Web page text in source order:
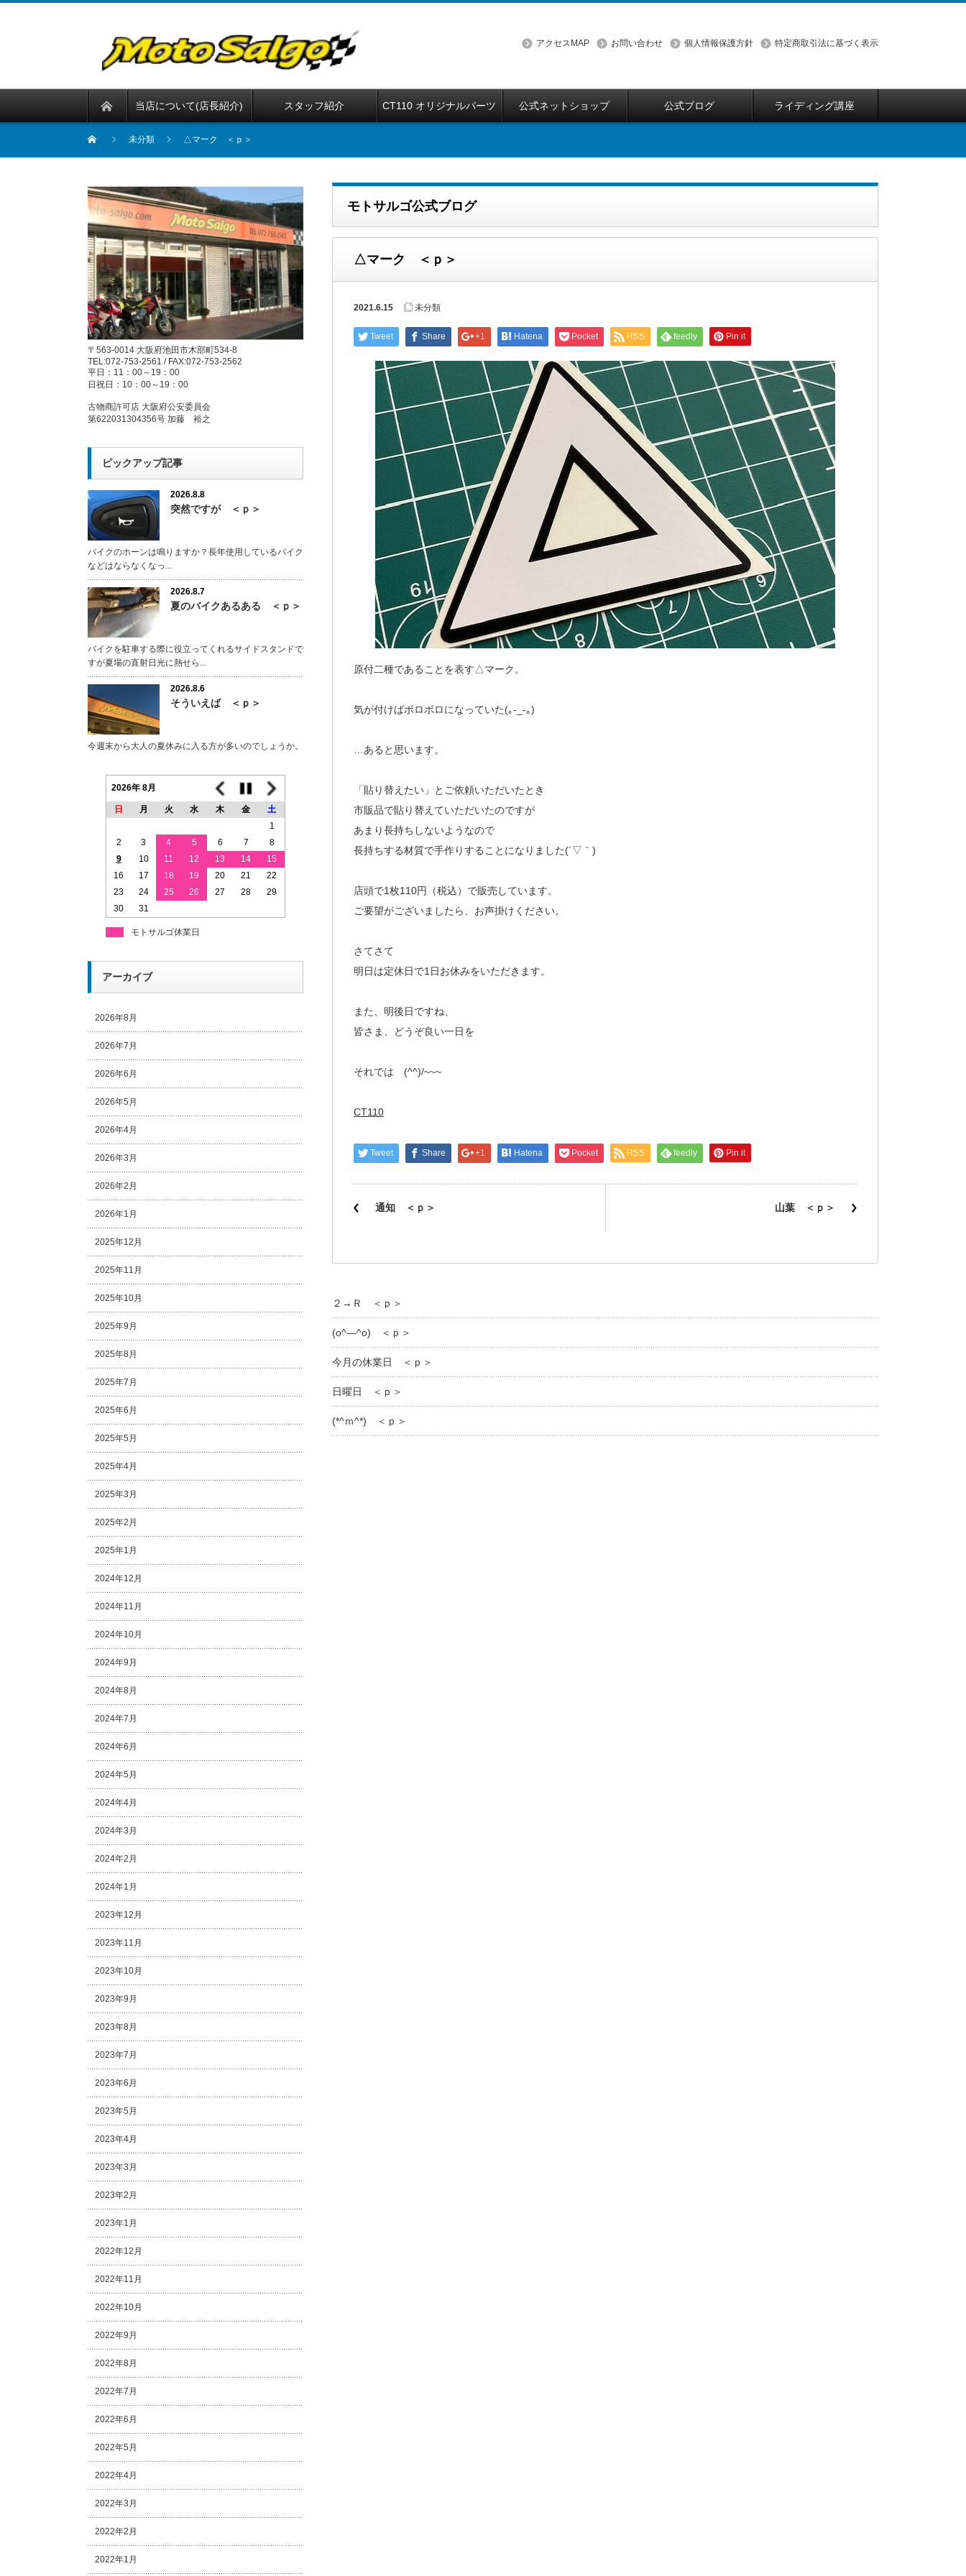
アクセスMAP お問い合わせ 個人情報保護方針 特定商取引法に基づく表示
当店について(店長紹介) スタッフ紹介 CT110 オリジナルパーツ 公式ネットショップ 公式ブログ ライディング講座
未分類 △マーク ＜ｐ＞
モトサルゴ公式ブログ
△マーク ＜ｐ＞
2021.6.15 未分類
Tweet Share +1 Hatena Pocket RSS feedly Pin it
原付二種であることを表す△マーク。
気が付けばボロボロになっていた(｡-_-｡)
…あると思います。
「貼り替えたい」とご依頼いただいたとき
市販品で貼り替えていただいたのですが
あまり長持ちしないようなので
長持ちする材質で手作りすることになりました(´▽｀)
店頭で1枚110円（税込）で販売しています。
ご要望がございましたら、お声掛けください。
さてさて
明日は定休日で1日お休みをいただきます。
また、明後日ですね、
皆さま、どうぞ良い一日を
それでは (^^)/~~~
CT110
Tweet Share +1 Hatena Pocket RSS feedly Pin it
通知 ＜ｐ＞ 山葉 ＜ｐ＞
２→Ｒ ＜ｐ＞
(o^―^o) ＜ｐ＞
今月の休業日 ＜ｐ＞
日曜日 ＜ｐ＞
(*^ｍ^*) ＜ｐ＞
〒563-0014 大阪府池田市木部町534-8
TEL:072-753-2561 / FAX:072-753-2562
平日：11：00～19：00
日祝日：10：00～19：00
古物商許可店 大阪府公安委員会
第622031304356号 加藤 裕之
ピックアップ記事
2026.8.8
突然ですが ＜ｐ＞
バイクのホーンは鳴りますか？長年使用しているバイク
などはならなくなっ...
2026.8.7
夏のバイクあるある ＜ｐ＞
バイクを駐車する際に役立ってくれるサイドスタンドで
すが夏場の直射日光に熱せら...
2026.8.6
そういえば ＜ｐ＞
今週末から大人の夏休みに入る方が多いのでしょうか。
2026年 8月
日 月 火 水 木 金
土
1
2
3 4 5 6 7
8
9
10 11 12 13 14
15
16
17 18 19 20 21
22
23
24 25 26 27 28
29
30
31
モトサルゴ休業日
アーカイブ
2026年8月
2026年7月
2026年6月
2026年5月
2026年4月
2026年3月
2026年2月
2026年1月
2025年12月
2025年11月
2025年10月
2025年9月
2025年8月
2025年7月
2025年6月
2025年5月
2025年4月
2025年3月
2025年2月
2025年1月
2024年12月
2024年11月
2024年10月
2024年9月
2024年8月
2024年7月
2024年6月
2024年5月
2024年4月
2024年3月
2024年2月
2024年1月
2023年12月
2023年11月
2023年10月
2023年9月
2023年8月
2023年7月
2023年6月
2023年5月
2023年4月
2023年3月
2023年2月
2023年1月
2022年12月
2022年11月
2022年10月
2022年9月
2022年8月
2022年7月
2022年6月
2022年5月
2022年4月
2022年3月
2022年2月
2022年1月